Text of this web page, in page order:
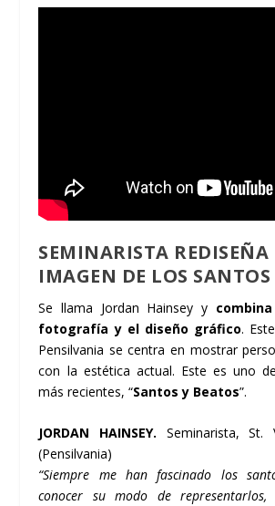
SEMINARISTA REDISEÑA
IMAGEN DE LOS SANTOS
Se llama Jordan Hainsey y
fotografía y el diseño gráfico.
Pensilvania se centra en mostrar
con la estética actual. Este es uno
más recientes, “Santos y Beatos”.
JORDAN HAINSEY. Seminarista, St.
(Pensilvania)
“Siempre me han fascinado los
conocer su modo de